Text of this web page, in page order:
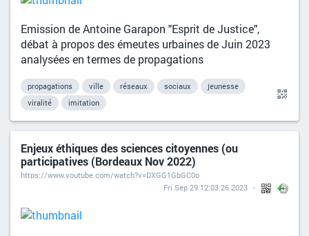
Emission de Antoine Garapon "Esprit de Justice",
débat à propos des émeutes urbaines de Juin 2023
analysées en termes de propagations
propagations ville réseaux sociaux
jeunesse
viralité
imitation
Enjeux éthiques des sciences citoyennes (ou
participatives (Bordeaux Nov 2022)
https://www.youtube.com/watch?v=DXGG1GbGC0o
Fri Sep 29 12:03:26 2023